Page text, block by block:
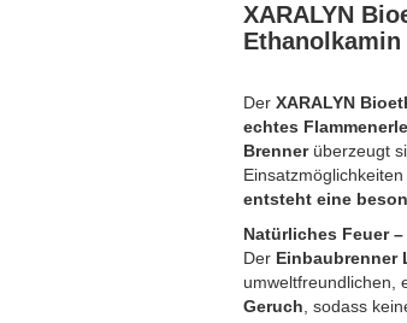
XARALYN
Der XARALYN
echtes
Brennerüberzeugt
entsteht eine
Natürliches Feuer
Der Einbaubrenner
umweltfreundlichen,
Geruch , sodass